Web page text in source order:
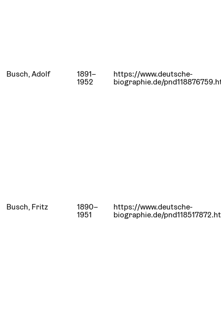
Busch, Adolf 1891–
1952
https://www.deutsche-
biographie.de/
Busch, Fritz 1890–
1951
https://www.deutsche-
biographie.de/